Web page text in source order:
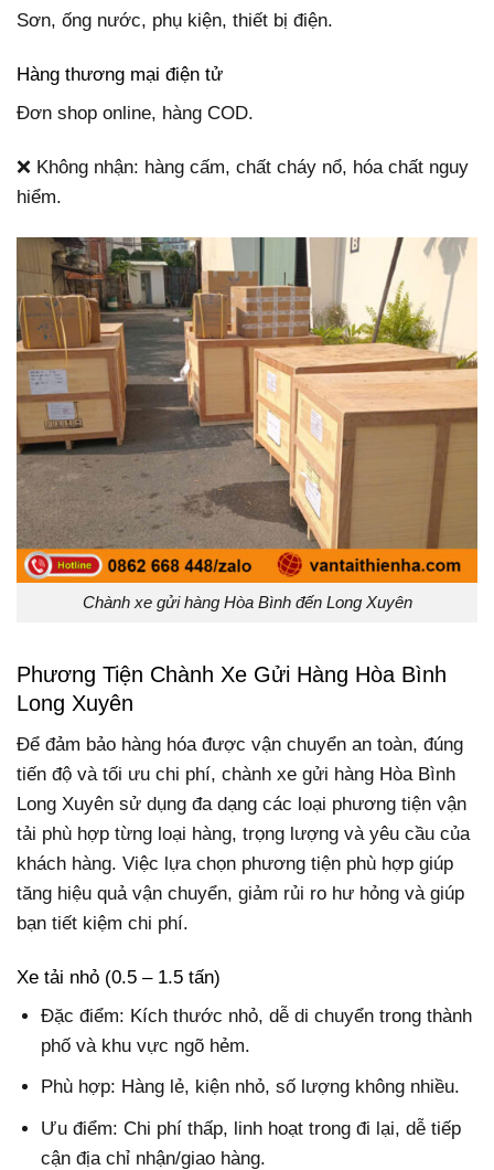
Sơn, ống nước, phụ kiện, thiết bị điện.
Hàng thương mại điện tử
Đơn shop online, hàng COD.
❌ Không nhận: hàng cấm, chất cháy nổ, hóa chất nguy
hiểm.
Chành xe gửi hàng Hòa Bình đến Long Xuyên
Phương Tiện Chành Xe Gửi Hàng Hòa Bình
Long Xuyên
Để đảm bảo hàng hóa được vận chuyển an toàn, đúng
tiến độ và tối ưu chi phí, chành xe gửi hàng Hòa Bình
Long Xuyên sử dụng đa dạng các loại phương tiện vận
tải phù hợp từng loại hàng, trọng lượng và yêu cầu của
khách hàng. Việc lựa chọn phương tiện phù hợp giúp
tăng hiệu quả vận chuyển, giảm rủi ro hư hỏng và giúp
bạn tiết kiệm chi phí.
Xe tải nhỏ (0.5 – 1.5 tấn)
Đặc điểm: Kích thước nhỏ, dễ di chuyển trong thành
phố và khu vực ngõ hẻm.
Phù hợp: Hàng lẻ, kiện nhỏ, số lượng không nhiều.
Ưu điểm: Chi phí thấp, linh hoạt trong đi lại, dễ tiếp
cận địa chỉ nhận/giao hàng.